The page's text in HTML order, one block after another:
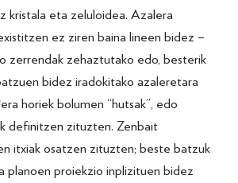
kristala eta zeluloidea. Azalera
ez ziren baina lineen bidez –
zerrendak zehaztutako edo, besterik
bidez iradokitako azaleretara
horiek bolumen “hutsak”, edo
definitzen zituzten. Zenbait
itxiak osatzen zituzten; beste batzuk
planoen proiekzio inplizituen bidez